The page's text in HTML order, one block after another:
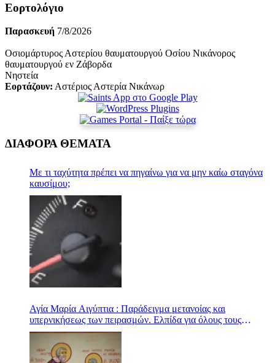
Εορτολόγιο
Παρασκευή 7/8/2026
Οσιομάρτυρος Αστερίου θαυματουργού Οσίου Νικάνορος
θαυματουργού εν Ζάβορδα
Νηστεία
Εορτάζουν: Αστέριος Αστερία Νικάνωρ
ΔΙΑΦΟΡΑ ΘΕΜΑΤΑ
Με τι ταχύτητα πρέπει να πηγαίνω για να μην καίω σταγόνα
καυσίμου;
Αγία Μαρία Αιγύπτια : Παράδειγμα μετανοίας και
υπερνικήσεως των πειρασμών. Ελπίδα για όλους τους
πεπτωκότας ανθρώπους